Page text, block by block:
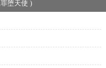
堕天使 )